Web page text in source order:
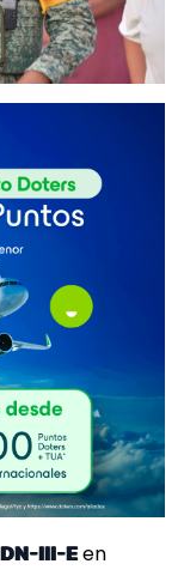
III-Een